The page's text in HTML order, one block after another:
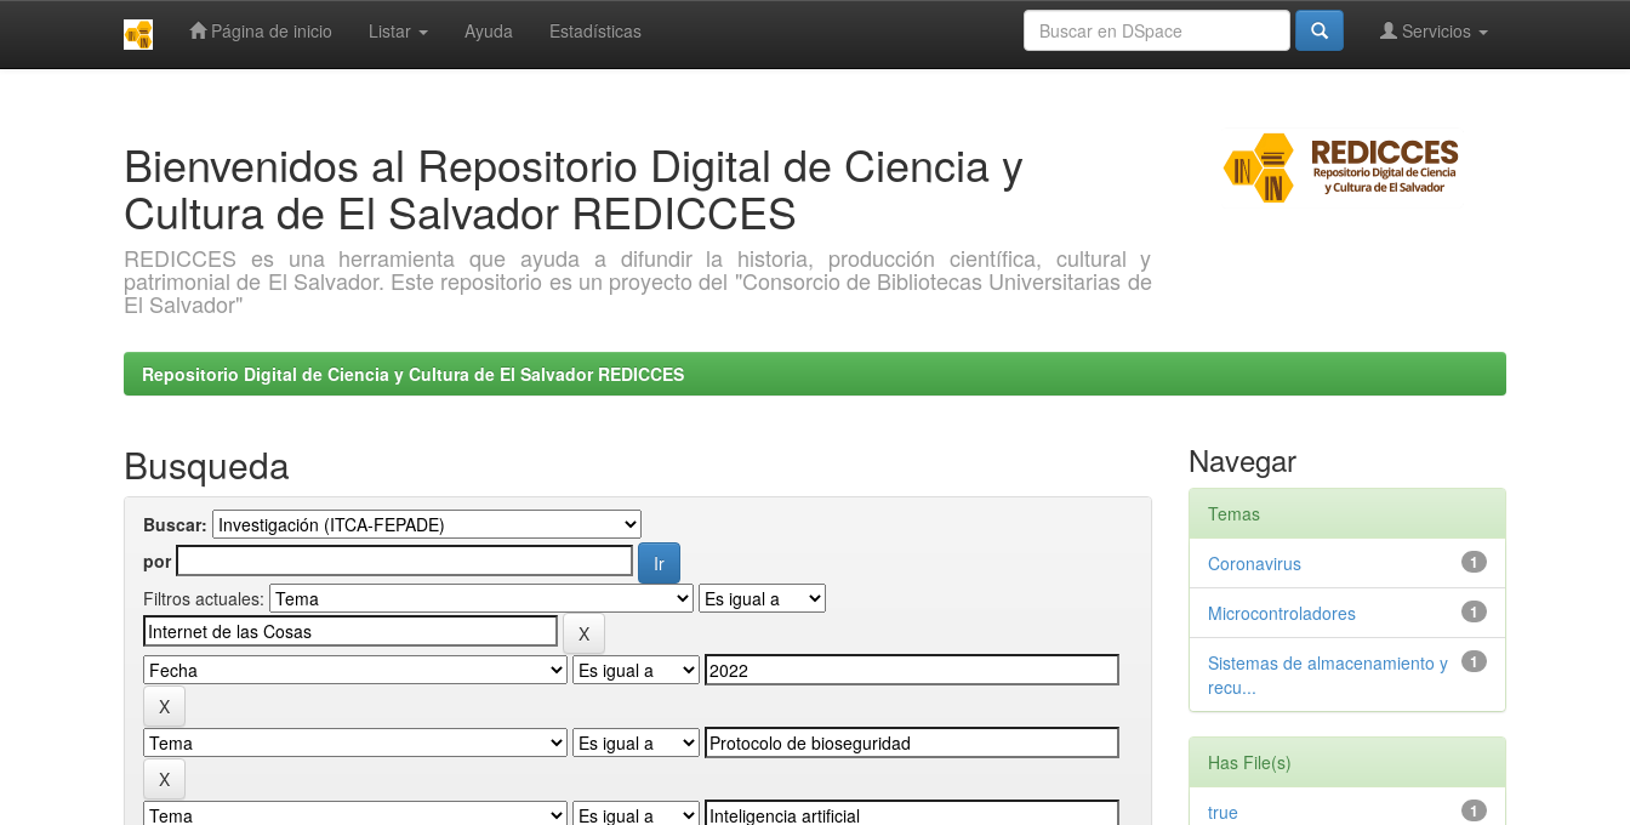
Página de inicio Listar Ayuda Estadísticas Servicios
Bienvenidos al Repositorio Digital de Ciencia y
Cultura de El Salvador REDICCES
REDICCES es una herramienta que ayuda a difundir la historia, producción científica, cultural y
patrimonial de El Salvador. Este repositorio es un proyecto del "Consorcio de Bibliotecas Universitarias de
El Salvador"
Repositorio Digital de Ciencia y Cultura de El Salvador REDICCES
Busqueda
Buscar:
por
Filtros actuales:
Navegar
Temas
1
Coronavirus
1
Microcontroladores
1
Sistemas de almacenamiento y
recu...
Has File(s)
1
true